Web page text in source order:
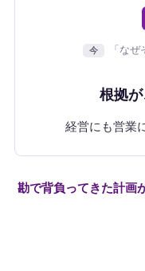
今 「な
根拠が
経営にも営業
勘で背負ってきた計画